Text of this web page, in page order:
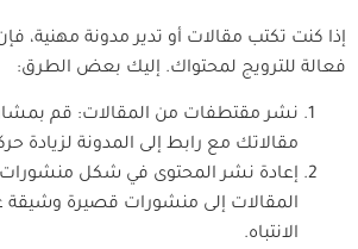
إذا كنت تكتب مقالات أو تدير مدونة مهنية،
فعالة للترويج لمحتواك. إليك بعض الطرق:
نشر مقتطفات من المقالات: قم
مقالاتك مع رابط إلى المدونة لزيادة
إعادة نشر المحتوى في شكل
المقالات إلى منشورات قصيرة وشيقة
الانتباه.